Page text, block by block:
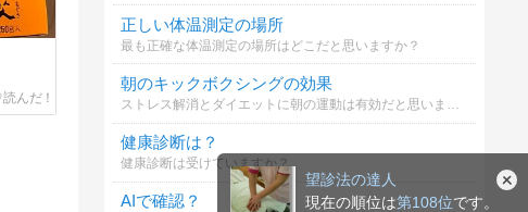
望診法の達人
現在の順位は第108位です。
正しい体温測定の場所
最も正確な体温測定の場所はどこだと思いますか？
朝のキックボクシングの効果
ストレス解消とダイエットに朝の運動は有効だと思いますか？
健康診断は？
健康診断は受けていますか？
AIで確認？